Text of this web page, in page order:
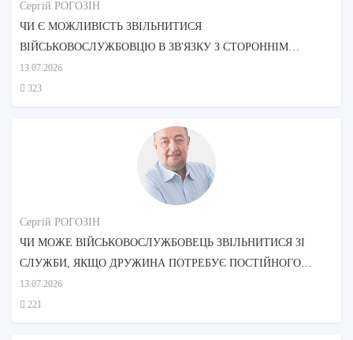
Сергій РОГОЗІН
ЧИ Є МОЖЛИВІСТЬ ЗВІЛЬНИТИСЯ
ВІЙСЬКОВОСЛУЖБОВЦЮ В ЗВ'ЯЗКУ З СТОРОННІМ
ДОГЛЯДОМ МАТЕРІ?
13.07.2026
323
Сергій РОГОЗІН
ЧИ МОЖЕ ВІЙСЬКОВОСЛУЖБОВЕЦЬ ЗВІЛЬНИТИСЯ ЗІ
СЛУЖБИ, ЯКЩО ДРУЖИНА ПОТРЕБУЄ ПОСТІЙНОГО
ДОГЛЯДУ?
13.07.2026
221